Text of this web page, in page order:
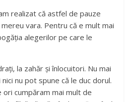
realizat că astfel de pauze
vara. Pentru că e mult mai
alegerilor pe care le
la zahăr și înlocuitori. Nu mai
nu pot spune că le duc dorul.
cumpăram mai mult de